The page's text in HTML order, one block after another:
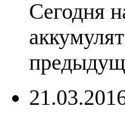
Сегодня